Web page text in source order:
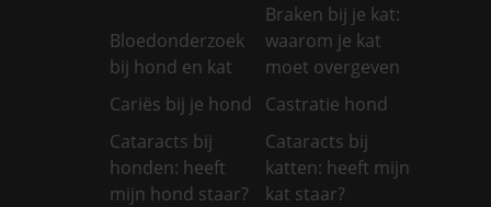
Bloedonderzoek
bij hond en kat
Braken bij je kat:
waarom je kat
moet overgeven
Cariës bij je hond
Castratie hond
Cataracts bij
honden: heeft
mijn hond staar?
Cataracts bij
katten: heeft mijn
kat staar?